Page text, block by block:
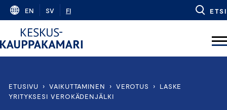
Skip
content
EN SV FI ETSI
ETUSIVU › VAIKUTTAMINEN › VEROTUS ›
LASKE
YRITYKSESI VEROKÄDENJÄLKI